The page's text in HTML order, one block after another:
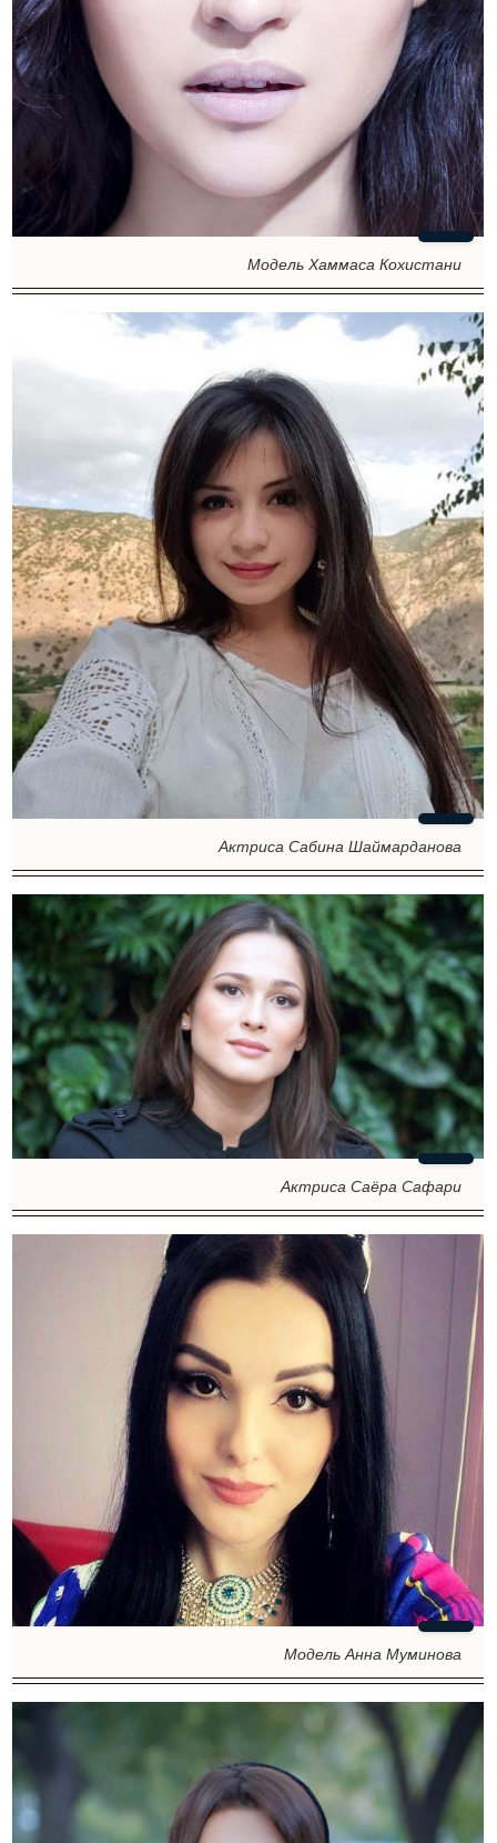
Модель Хаммаса Кохистани
Актриса Сабина Шаймарданова
Актриса Саёра Сафари
Модель Анна Муминова